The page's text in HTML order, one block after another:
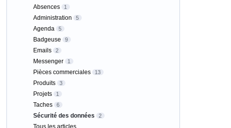
Absences 1
Administration 5
Agenda 5
Badgeuse 9
Emails 2
Messenger 1
Pièces commerciales 13
Produits 3
Projets 1
Taches 6
Sécurité des données 2
Tous les articles